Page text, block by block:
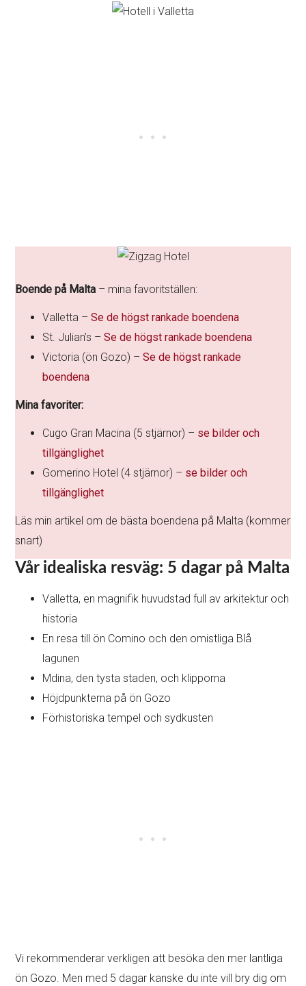
Boende på Malta – mina favoritställen:
Valletta –Se de högst rankade boendena
St. Julian’s –Se de högst rankade boendena
Victoria (ön Gozo) –Se de högst rankade
boendena
Mina favoriter:
Cugo Gran Macina (5 stjärnor) – se bilder och
tillgänglighet
Gomerino Hotel (4 stjärnor) – se bilder och
tillgänglighet
Läs min artikel om de bästa boendena på Malta (kommer
snart)
Vår idealiska resväg: 5 dagar på Malta
Valletta, en magnifik huvudstad full av arkitektur och
historia
En resa till ön Comino och den omistliga Blå
lagunen
Mdina, den tysta staden, och klipporna
Höjdpunkterna på ön Gozo
Förhistoriska tempel och sydkusten
Vi rekommenderar verkligen att besöka den mer lantliga
ön Gozo. Men med 5 dagar kanske du inte vill bry dig om